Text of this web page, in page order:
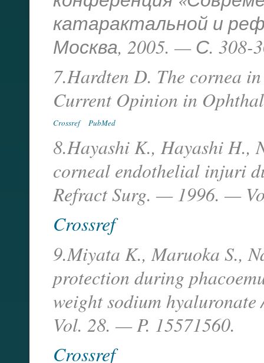
катарактальной и
Москва, 2005. — С. 308-
7.Hardten D. The cornea
Current Opinion in
Crossref PubMed
8.Hayashi K., Hayashi H.,
corneal endothelial injuri
Refract Surg. — 1996. —
Crossref
9.Miyata K., Maruoka S.,
protection during
weight sodium
Vol. 28. — P. 15571560.
Crossref